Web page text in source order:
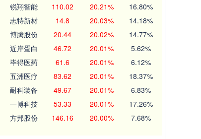
锐翔智能 110.02 20.21% 16.80%
志特新材 14.8 20.03% 14.18%
博腾股份 20.44 20.02% 14.77%
近岸蛋白 46.72 20.01% 5.62%
毕得医药 61.6 20.01% 6.12%
五洲医疗 83.62 20.01% 18.37%
耐科装备 49.67 20.01% 6.83%
一博科技 53.33 20.01% 17.26%
方邦股份 146.16 20.00% 7.68%